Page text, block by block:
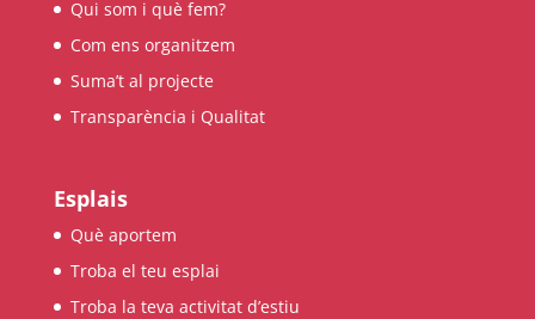
Qui som i què fem?
Com ens organitzem
Suma’t al projecte
Transparència i Qualitat
Esplais
Què aportem
Troba el teu esplai
Troba la teva activitat d’estiu